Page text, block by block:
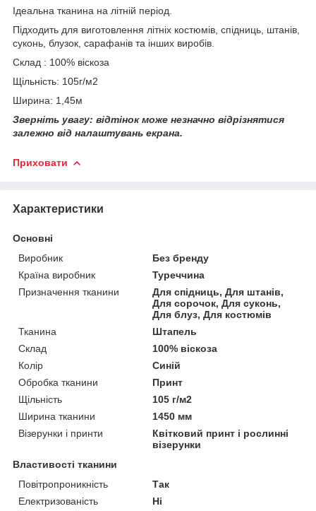
Ідеальна тканина на літній період.
Підходить для виготовлення літніх костюмів, спідниць, штанів,
суконь, блузок, сарафанів та інших виробів.
Склад : 100% віскоза
Щільність: 105г/м2
Ширина: 1,45м
Зверніть увагу: відтінок може незначно відрізнятися
залежно від налаштувань екрана.
Приховати
Характеристики
Основні
Виробник
Без бренду
Країна виробник
Туреччина
Призначення тканини
Для спідниць, Для штанів,
Для сорочок, Для суконь,
Для блуз, Для костюмів
Тканина
Штапель
Склад
100% віскоза
Колір
Синій
Обробка тканини
Принт
Щільність
105 г/м2
Ширина тканини
1450 мм
Візерунки і принти
Квітковий принт і рослинні
візерунки
Властивості тканини
Повітропроникність
Так
Електризованість
Ні